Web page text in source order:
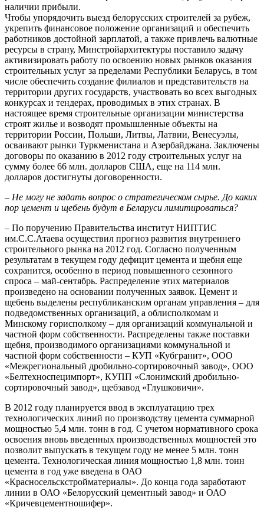
наличии прибыли.
Чтобы упорядочить выезд белорусских строителей за рубеж,
укрепить финансовое положение организаций и обеспечить
работников достойной зарплатой, а также привлечь валютные
ресурсы в страну, Минстройархитектуры поставило задачу
активизировать работу по освоению новых рынков оказания
строительных услуг за пределами Республики Беларусь, в том
числе обеспечить создание филиалов и представительств на
территории других государств, участвовать во всех выгодных
конкурсах и тендерах, проводимых в этих странах. В
настоящее время строительные организации министерства
строят жилье и возводят промышленные объекты на
территории России, Польши, Литвы, Латвии, Венесуэлы,
осваивают рынки Туркменистана и Азербайджана. Заключены
договоры по оказанию в 2012 году строительных услуг на
сумму более 66 млн. долларов США, еще на 114 млн.
долларов достигнуты договоренности.
– Не могу не задать вопрос о стратегическом сырье. До каких
пор цемент и щебень будут в Беларуси лимитироваться?
– По поручению Правительства институт НИПТИС
им.С.С.Атаева осуществил прогноз развития внутреннего
строительного рынка на 2012 год. Согласно полученным
результатам в текущем году дефицит цемента и щебня еще
сохранится, особенно в период повышенного сезонного
спроса – май-сентябрь. Распределение этих материалов
произведено на основании полученных заявок. Цемент и
щебень выделены республиканским органам управления – для
подведомственных организаций, а облисполкомам и
Минскому горисполкому – для организаций коммунальной и
частной форм собственности. Распределены также поставки
щебня, производимого организациями коммунальной и
частной форм собственности – КУП «Кубгранит», ООО
«Межрегиональный дробильно-сортировочный завод», ООО
«Белтехноспецимпорт», КУПП «Слонимский дробильно-
сортировочный завод», щебзавод «Глушковичи».
В 2012 году планируется ввод в эксплуатацию трех
технологических линий по производству цемента суммарной
мощностью 5,4 млн. тонн в год. С учетом нормативного срока
освоения вновь введенных производственных мощностей это
позволит выпускать в текущем году не менее 5 млн. тонн
цемента. Технологическая линия мощностью 1,8 млн. тонн
цемента в год уже введена в ОАО
«Красносельскстройматериалы». До конца года заработают
линии в ОАО «Белорусский цементный завод» и ОАО
«Кричевцементношифер».